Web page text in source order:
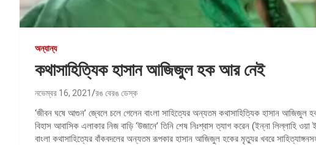
অন্যান্য
কথাসাহিত্যিক হাসান আজিজুল হক আর নেই
নভেম্বর 16, 2021 রঙ বেরঙ ডেস্ক
‘জীবন ঘষে আগুন’ জ্বেলে চলে গেলেন বাংলা সাহিত্যের অন্যতম কথাসাহিত্যিক হাসান আজিজুল
বিহাস আবাসিক এলাকার নিজ বাড়ি ‘উজানে’ তিনি শেষ নিঃশ্বাস ত্যাগ করেন (ইন্না লিল্লাহি
বাংলা কথাসাহিত্যের বাঁকবদলের অন্যতম রূপকার হাসান আজিজুল হকের মৃত্যুর খবরে